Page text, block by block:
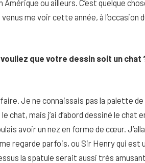
ou ailleurs. C’est quelque
me voir cette année, à l’occasion
que votre dessin soit un chat
Je ne connaissais pas la palette
chat, mais j’ai d’abord dessiné le chat
avoir un nez en forme de cœur.
regarde parfois, ou Sir Henry qui est
la spatule serait aussi très